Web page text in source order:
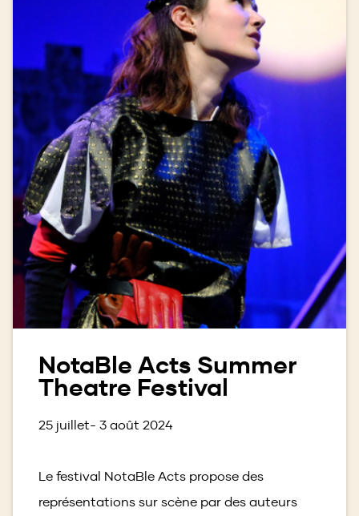
NotaBle Acts Summer
Theatre Festival
25 juillet- 3 août 2024
Le festival NotaBle Acts propose des
représentations sur scène par des auteurs